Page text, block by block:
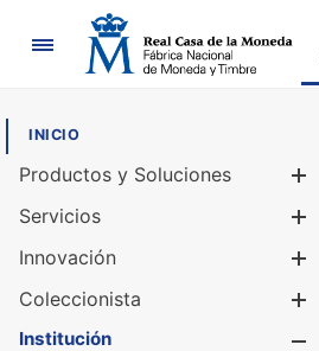
Navegación
INICIO
Productos y Soluciones
Servicios
Innovación
Coleccionista
Institución